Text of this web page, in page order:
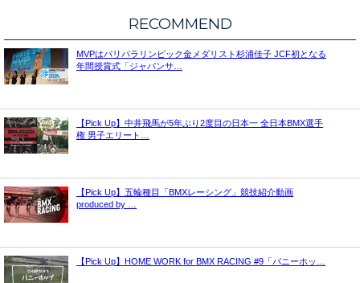
RECOMMEND
MVPはパリパラリンピック金メダリスト杉浦佳子 JCF初となる
年間授賞式「ジャパンサ…
【Pick Up】中井飛馬が5年ぶり2度目の日本一 全日本BMX選手
権 男子エリート…
【Pick Up】五輪種目「BMXレーシング」競技紹介動画
produced by …
【Pick Up】HOME WORK for BMX RACING #9「バニーホッ…